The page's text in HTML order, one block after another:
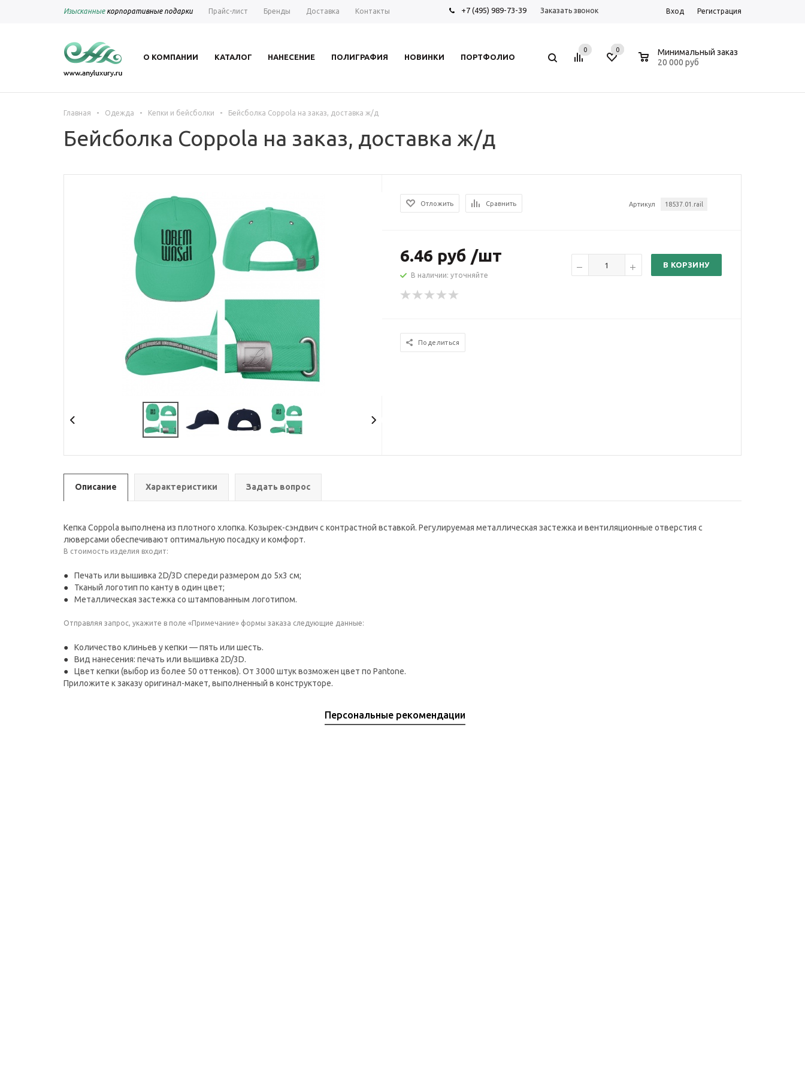
Изысканныекорпоративные подарки Прайс-лист Бренды Доставка Контакты +7 (495) 989-73-39 Заказать звонок Вход Регистрация
О КОМПАНИИ КАТАЛОГ НАНЕСЕНИЕ ПОЛИГРАФИЯ НОВИНКИ ПОРТФОЛИО
0 0
Минимальный заказ
20 000 руб
Главная - Одежда - Кепки и бейсболки - Бейсболка Coppola на заказ, доставка ж/д
Бейсболка Coppola на заказ, доставка ж/д
Артикул 18537.01.rail
Отложить Сравнить
6.46 руб /шт
В наличии: уточняйте
В КОРЗИНУ
Поделиться
Описание Характеристики Задать вопрос
Кепка Coppola выполнена из плотного хлопка. Козырек-сэндвич с контрастной вставкой. Регулируемая металлическая застежка и вентиляционные отверстия с
люверсами обеспечивают оптимальную посадку и комфорт.
В стоимость изделия входит:
Печать или вышивка 2D/3D спереди размером до 5х3 см;
Тканый логотип по канту в один цвет;
Металлическая застежка со штампованным логотипом.
Отправляя запрос, укажите в поле «Примечание» формы заказа следующие данные:
Количество клиньев у кепки — пять или шесть.
Вид нанесения: печать или вышивка 2D/3D.
Цвет кепки (выбор из более 50 оттенков). От 3000 штук возможен цвет по Pantone.
Приложите к заказу оригинал-макет, выполненный в конструкторе.
Персональные рекомендации